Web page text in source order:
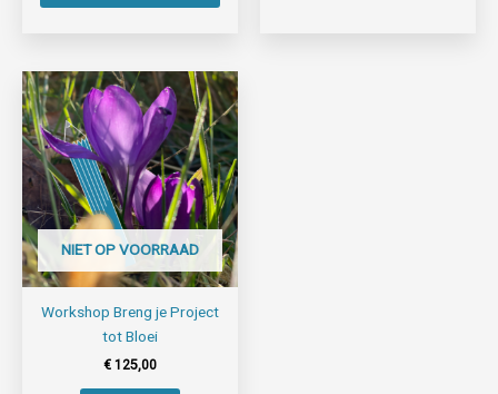
NIET OP VOORRAAD
Workshop Breng je Project
tot Bloei
€ 125,00